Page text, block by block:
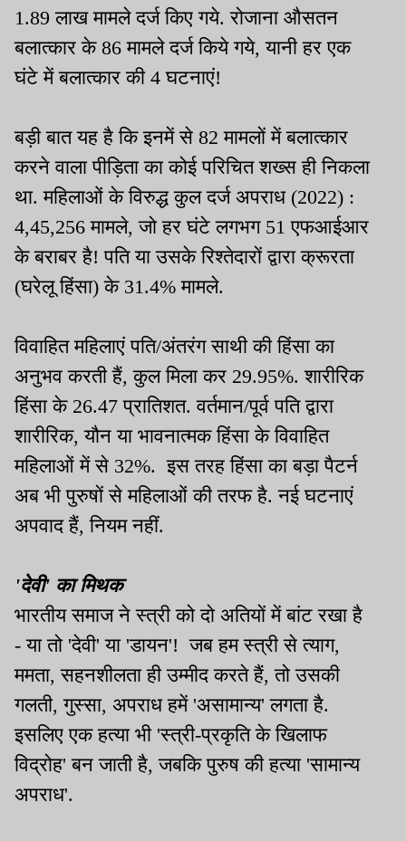
1.89 लाख मामले दर्ज किए गये. रोजाना औसतन
बलात्कार के 86 मामले दर्ज किये गये, यानी हर एक
घंटे में बलात्कार की 4 घटनाएं!
बड़ी बात यह है कि इनमें से 82 मामलों में बलात्कार
करने वाला पीड़िता का कोई परिचित शख्स ही निकला
था. महिलाओं के विरुद्ध कुल दर्ज अपराध (2022) :
4,45,256 मामले, जो हर घंटे लगभग 51 एफआईआर
के बराबर है! पति या उसके रिश्तेदारों द्वारा क्रूरता
(घरेलू हिंसा) के 31.4% मामले.
विवाहित महिलाएं पति/अंतरंग साथी की हिंसा का
अनुभव करती हैं, कुल मिला कर 29.95%. शारीरिक
हिंसा के 26.47 प्रातिशत. वर्तमान/पूर्व पति द्वारा
शारीरिक, यौन या भावनात्मक हिंसा के विवाहित
महिलाओं में से 32%. इस तरह हिंसा का बड़ा पैटर्न
अब भी पुरुषों से महिलाओं की तरफ है. नई घटनाएं
अपवाद हैं, नियम नहीं.
'देवी' का मिथक
भारतीय समाज ने स्त्री को दो अतियों में बांट रखा है
- या तो 'देवी' या 'डायन'! जब हम स्त्री से त्याग,
ममता, सहनशीलता ही उम्मीद करते हैं, तो उसकी
गलती, गुस्सा, अपराध हमें 'असामान्य' लगता है.
इसलिए एक हत्या भी 'स्त्री-प्रकृति के खिलाफ
विद्रोह' बन जाती है, जबकि पुरुष की हत्या 'सामान्य
अपराध'.